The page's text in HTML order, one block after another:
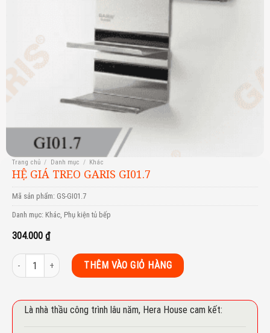
Trang chủ / Danh mục / Khác
HỆ GIÁ TREO GARIS GI01.7
Mã sản phẩm: GS-GI01.7
Danh mục: Khác Phụ kiện tủ bếp
304.000 ₫
HỆ GIÁ TREO GARIS GI01.7 số lượng
THÊM VÀO GIỎ HÀNG
Là nhà thầu công trình lâu năm, Hera House cam kết: